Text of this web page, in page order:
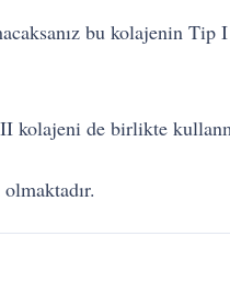
bu kolajenin
kolajeni de birlikte